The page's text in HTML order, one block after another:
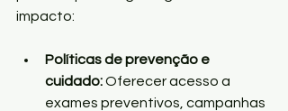
impacto:
Políticas de prevenção e
cuidado: Oferecer acesso a
exames preventivos, campanhas